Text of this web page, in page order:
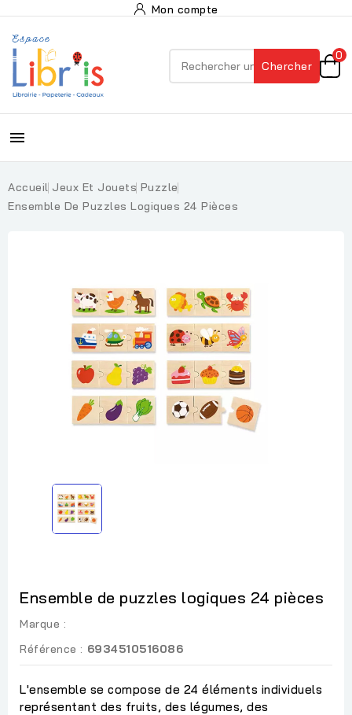
Mon compte
Chercher
0

Accueil Jeux Et Jouets Puzzle
Ensemble De Puzzles Logiques 24 Pièces
Ensemble de puzzles logiques 24 pièces
Marque :
Référence : 6934510516086
L'ensemble se compose de 24 éléments individuels
représentant des fruits, des légumes, des